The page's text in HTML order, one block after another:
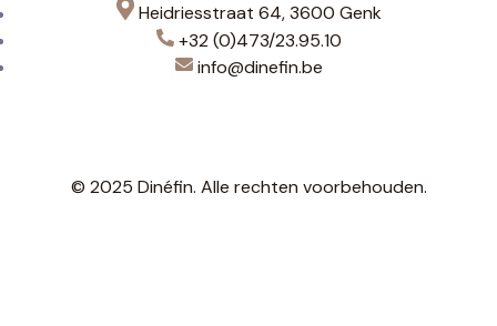
Heidriesstraat 64, 3600 Genk
+32 (0)473/23.95.10
info@dinefin.be
© 2025 Dinéfin. Alle rechten voorbehouden.